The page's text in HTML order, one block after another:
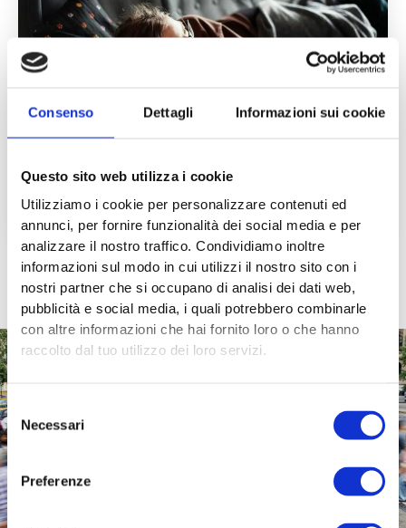
Consenso Dettagli Informazioni sui cookie
Questo sito web utilizza i cookie
Utilizziamo i cookie per personalizzare contenuti ed
annunci, per fornire funzionalità dei social media e per
analizzare il nostro traffico. Condividiamo inoltre
informazioni sul modo in cui utilizzi il nostro sito con i
nostri partner che si occupano di analisi dei dati web,
pubblicità e social media, i quali potrebbero combinarle
con altre informazioni che hai fornito loro o che hanno
raccolto dal tuo utilizzo dei loro servizi.
Selezione
del
consenso
Necessari
Preferenze
ZERONEET – 50 milioni per ridurre l’inattività giovanile
3 Settembre 2025
Eventi
Yellow Boat è il partner per Enti e Aziende che vogliono